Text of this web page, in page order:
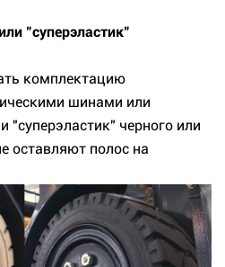
"суперэластик"
комплектацию
шинами или
черного или
оставляют полос на